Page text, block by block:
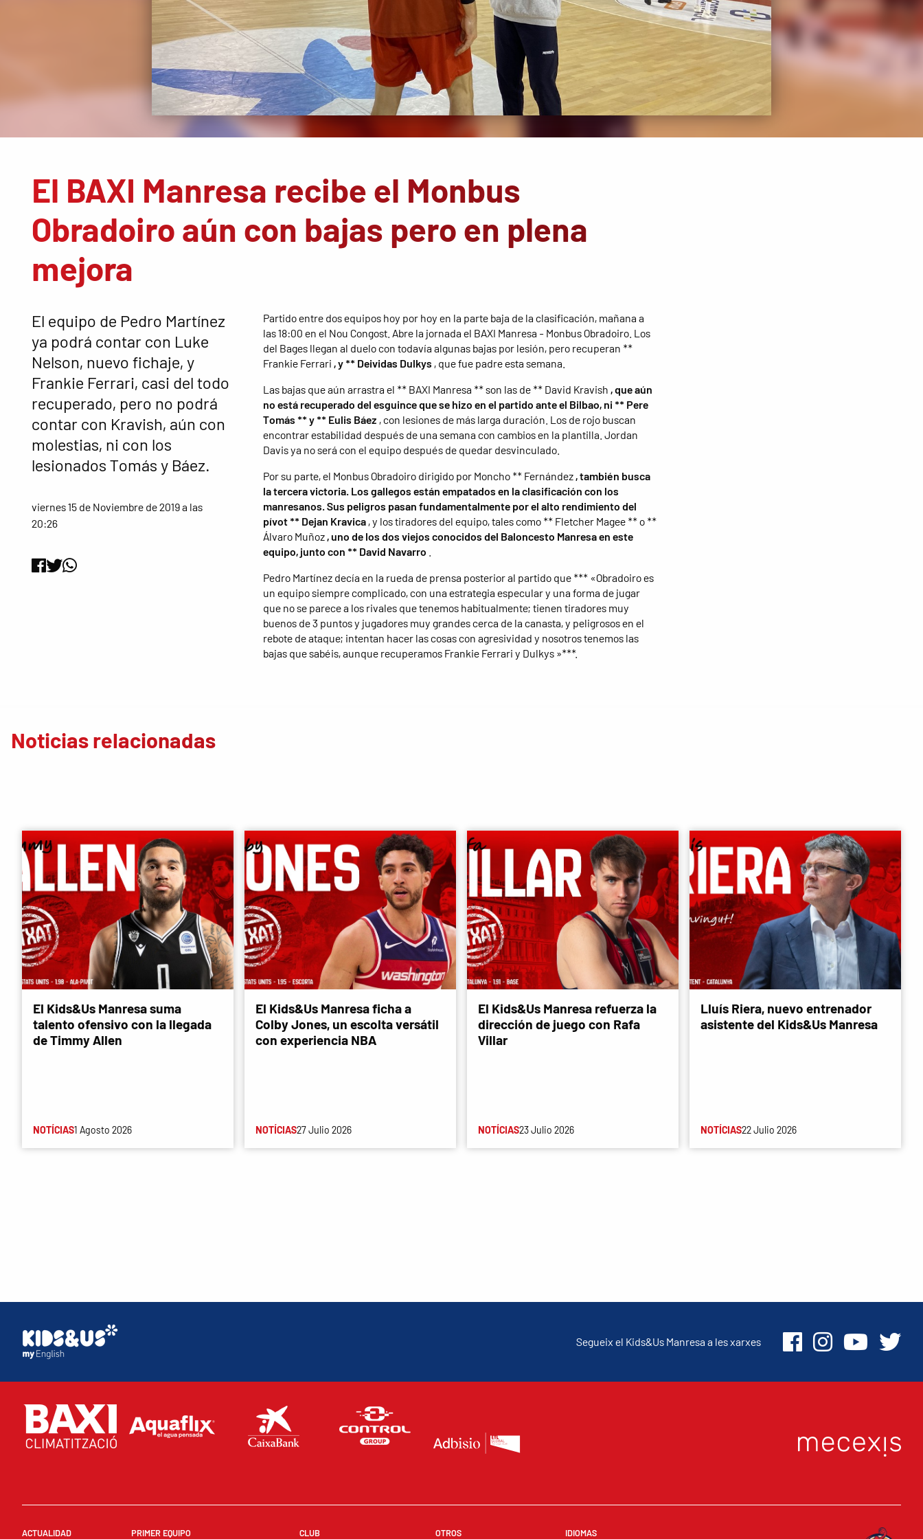
El BAXI Manresa recibe el Monbus
Obradoiro aún con bajas pero en plena
mejora
El equipo de Pedro Martínez
ya podrá contar con Luke
Nelson, nuevo fichaje, y
Frankie Ferrari, casi del todo
recuperado, pero no podrá
contar con Kravish, aún con
molestias, ni con los
lesionados Tomás y Báez.
viernes 15 de Noviembre de 2019 a las
20:26
Partido entre dos equipos hoy por hoy en la parte baja de la clasificación, mañana a
las 18:00 en el Nou Congost. Abre la jornada el BAXI Manresa - Monbus Obradoiro. Los
del Bages llegan al duelo con todavía algunas bajas por lesión, pero recuperan **
Frankie Ferrari , y ** Deividas Dulkys , que fue padre esta semana.
Las bajas que aún arrastra el ** BAXI Manresa ** son las de ** David Kravish , que aún
no está recuperado del esguince que se hizo en el partido ante el Bilbao, ni ** Pere
Tomás ** y ** Eulis Báez , con lesiones de más larga duración. Los de rojo buscan
encontrar estabilidad después de una semana con cambios en la plantilla. Jordan
Davis ya no será con el equipo después de quedar desvinculado.
Por su parte, el Monbus Obradoiro dirigido por Moncho ** Fernández, también busca
la tercera victoria. Los gallegos están empatados en la clasificación con los
manresanos. Sus peligros pasan fundamentalmente por el alto rendimiento del
pívot ** Dejan Kravica , y los tiradores del equipo, tales como ** Fletcher Magee ** o **
Álvaro Muñoz, uno de los dos viejos conocidos del Baloncesto Manresa en este
equipo, junto con ** David Navarro
Pedro Martínez decía en la rueda de prensa posterior al partido que *** «Obradoiro es
un equipo siempre complicado, con una estrategia especular y una forma de jugar
que no se parece a los rivales que tenemos habitualmente; tienen tiradores muy
buenos de 3 puntos y jugadores muy grandes cerca de la canasta, y peligrosos en el
rebote de ataque; intentan hacer las cosas con agresividad y nosotros tenemos las
bajas que sabéis, aunque recuperamos Frankie Ferrari y Dulkys »***.
Noticias relacionadas
El Kids&Us Manresa suma
talento ofensivo con la llegada
de Timmy Allen
NOTÍCIAS1 Agosto 2026
El Kids&Us Manresa ficha a
Colby Jones, un escolta versátil
con experiencia NBA
NOTÍCIAS27 Julio 2026
El Kids&Us Manresa refuerza la
dirección de juego con Rafa
Villar
NOTÍCIAS23 Julio 2026
Lluís Riera, nuevo entrenador
asistente del Kids&Us Manresa
NOTÍCIAS22 Julio 2026
Segueix el Kids&Us Manresa a les xarxes
ACTUALIDAD PRIMER EQUIPO CLUB OTROS IDIOMAS